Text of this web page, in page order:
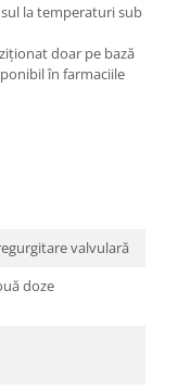
la temperaturi sub
doar pe bază
în farmaciile
valvulară
doze